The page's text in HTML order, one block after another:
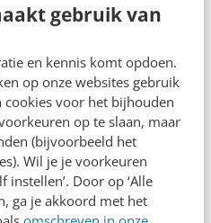
gebruik van
en kennis komt opdoen.
op onze websites gebruik
cookies voor het bijhouden
op te slaan, maar
(bijvoorbeeld het
Wil je je voorkeuren
instellen’. Door op ‘Alle
ga je akkoord met het